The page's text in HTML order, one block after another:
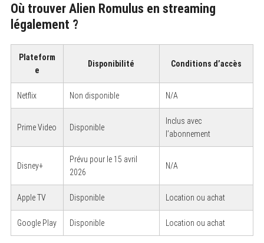
Où trouver Alien Romulus en streaming
légalement ?
Plateform
e
Disponibilité Conditions d’accès
Netflix Non disponible N/A
Prime Video Disponible
Inclus avec
l’abonnement
Disney+
Prévu pour le 15 avril
2026
N/A
Apple TV Disponible Location ou achat
Google Play Disponible Location ou achat